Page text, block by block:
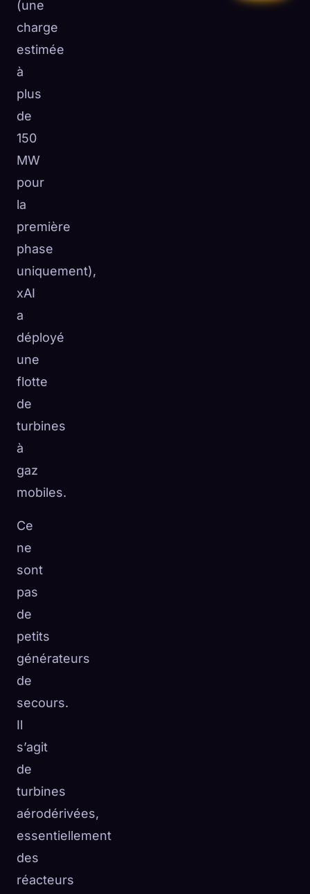
(une
charge
estimée
à
plus
de
150
MW
pour
la
première
phase
uniquement),
xAI
a
déployé
une
flotte
de
turbines
à
gaz
mobiles.
Ce
ne
sont
pas
de
petits
générateurs
de
secours.
Il
s’agit
de
turbines
aérodérivées,
essentiellement
des
réacteurs